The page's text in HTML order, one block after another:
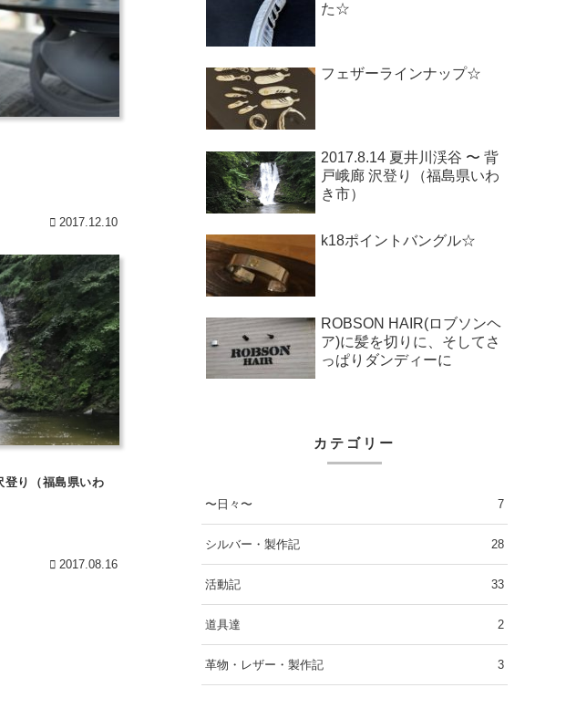
2017.12.10
2017.08.16
た☆
フェザーラインナップ☆
2017.8.14 夏井川渓谷 〜 背
戸峨廊 沢登り（福島県いわ
き市）
k18ポイントバングル☆
ROBSON HAIR(ロブソンヘ
ア)に髪を切りに、そしてさ
っぱりダンディーに
カテゴリー
〜日々〜 7
シルバー・製作記 28
活動記 33
道具達 2
革物・レザー・製作記 3